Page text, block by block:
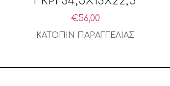
€56,00
ΚΑΤΟΠΙΝ ΠΑΡΑΓΓΕΛΙΑΣ